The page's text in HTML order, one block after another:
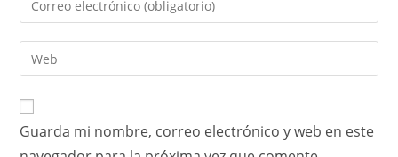
Guarda mi nombre, correo electrónico y web en este